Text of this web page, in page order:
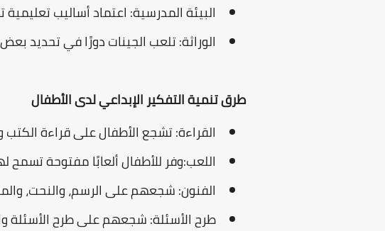
البيئة المدرسية: اعتماد أساليب
الوراثة: تلعب الجينات دورًا في تحديد
طرق تنمية التفكير الإبداعي لدى الأطفال
القراءة: تشجع الأطفال على قراءة
اللعب:وفر للأطفال ألعابًا مفتوحة تسمح
الفنون: شجعهم على الرسم، والنحت،
طرح الأسئلة: شجعهم على طرح الأسئلة